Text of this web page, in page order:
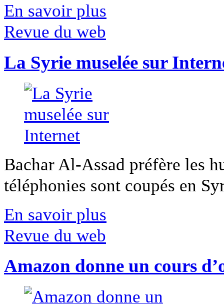
En savoir plus
Revue du web
La Syrie muselée sur
Bachar Al-Assad préfère les
téléphonies sont coupés en
En savoir plus
Revue du web
Amazon donne un cours